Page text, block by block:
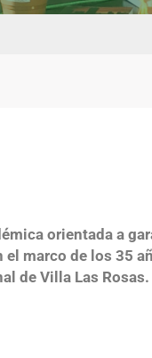
orientada a
marco de los 35
de Villa Las Rosas.